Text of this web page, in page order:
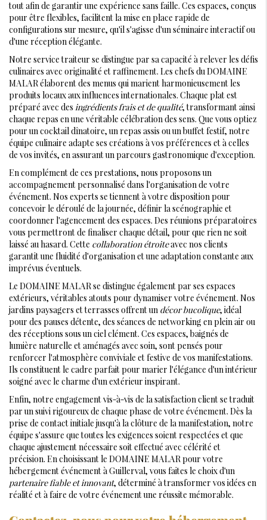
tout afin de garantir une expérience sans faille. Ces espaces, conçus
pour être flexibles, facilitent la mise en place rapide de
configurations sur mesure, qu'il s'agisse d'un séminaire interactif ou
d'une réception élégante.
Notre service traiteur se distingue par sa capacité à relever les défis
culinaires avec originalité et raffinement. Les chefs du DOMAINE
MALAR élaborent des menus qui marient harmonieusement les
produits locaux aux influences internationales. Chaque plat est
préparé avec des ingrédients frais et de qualité, transformant ainsi
chaque repas en une véritable célébration des sens. Que vous optiez
pour un cocktail dînatoire, un repas assis ou un buffet festif, notre
équipe culinaire adapte ses créations à vos préférences et à celles
de vos invités, en assurant un parcours gastronomique d'exception.
En complément de ces prestations, nous proposons un
accompagnement personnalisé dans l'organisation de votre
événement. Nos experts se tiennent à votre disposition pour
concevoir le déroulé de la journée, définir la scénographie et
coordonner l'agencement des espaces. Des réunions préparatoires
vous permettront de finaliser chaque détail, pour que rien ne soit
laissé au hasard. Cette collaboration étroiteavec nos clients
garantit une fluidité d'organisation et une adaptation constante aux
imprévus éventuels.
Le DOMAINE MALAR se distingue également par ses espaces
extérieurs, véritables atouts pour dynamiser votre événement. Nos
jardins paysagers et terrasses offrent un décor bucolique, idéal
pour des pauses détente, des séances de networking en plein air ou
des réceptions sous un ciel clément. Ces espaces, baignés de
lumière naturelle et aménagés avec soin, sont pensés pour
renforcer l'atmosphère conviviale et festive de vos manifestations.
Ils constituent le cadre parfait pour marier l'élégance d'un intérieur
soigné avec le charme d'un extérieur inspirant.
Enfin, notre engagement vis-à-vis de la satisfaction client se traduit
par un suivi rigoureux de chaque phase de votre événement. Dès la
prise de contact initiale jusqu'à la clôture de la manifestation, notre
équipe s'assure que toutes les exigences soient respectées et que
chaque ajustement nécessaire soit effectué avec célérité et
précision. En choisissant le DOMAINE MALAR pour votre
hébergement événement à Guillerval, vous faites le choix d'un
partenaire fiable et innovant, déterminé à transformer vos idées en
réalité et à faire de votre événement une réussite mémorable.